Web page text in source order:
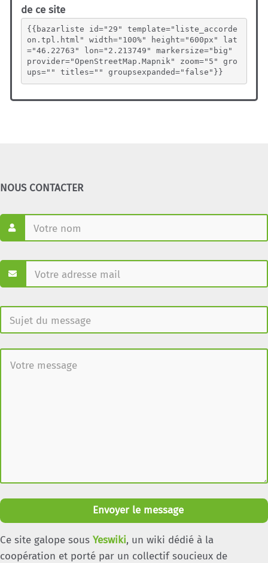
de ce site
{{bazarliste id="29" template="liste_accorde
on.tpl.html" width="100%" height="600px" lat
="46.22763" lon="2.213749" markersize="big"
provider="OpenStreetMap.Mapnik" zoom="5" gro
ups="" titles="" groupsexpanded="false"}}
NOUS CONTACTER
Envoyer le message
Ce site galope sous Yeswiki, un wiki dédié à la
coopération et porté par un collectif soucieux de